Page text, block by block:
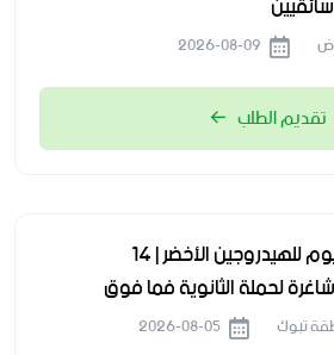
تقديم الطلب
شركة نيوم للهيدروجين الأخضر | 14
لحملة الثانوية فما فوق
تبوك